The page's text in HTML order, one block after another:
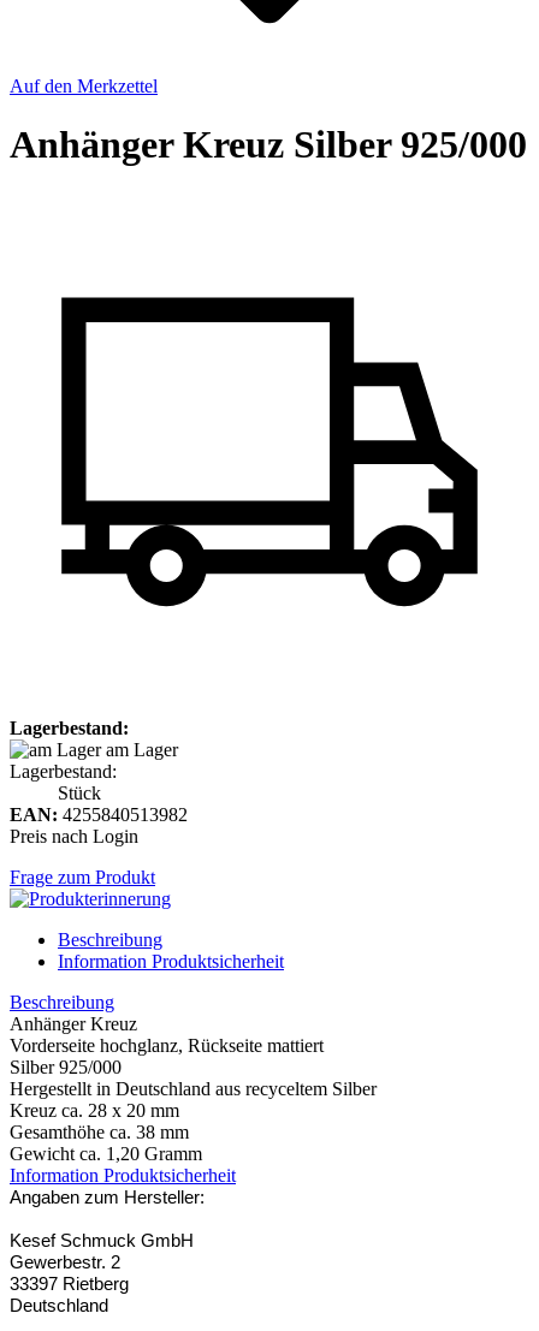
Auf den Merkzettel
Anhänger Kreuz Silber 925/000
Lagerbestand:
am Lager
Lagerbestand:
Stück
EAN: 4255840513982
Preis nach Login
Frage zum Produkt
Beschreibung
Information Produktsicherheit
Beschreibung
Anhänger Kreuz
Vorderseite hochglanz, Rückseite mattiert
Silber 925/000
Hergestellt in Deutschland aus recyceltem Silber
Kreuz ca. 28 x 20 mm
Gesamthöhe ca. 38 mm
Gewicht ca. 1,20 Gramm
Information Produktsicherheit
Angaben zum Hersteller:
Kesef Schmuck GmbH
Gewerbestr. 2
33397 Rietberg
Deutschland